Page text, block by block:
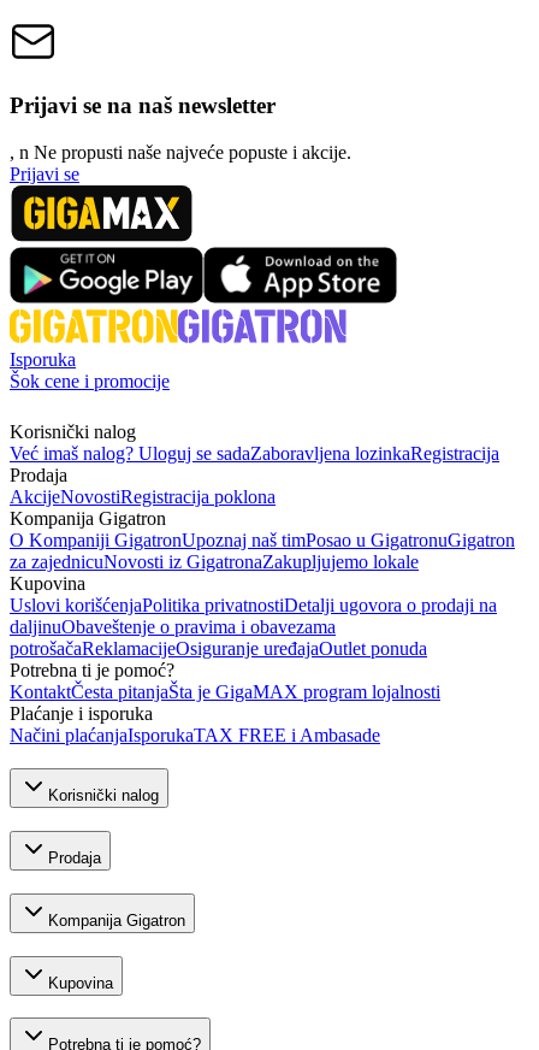
Prijavi se na naš newsletter
, n Ne propusti naše najveće popuste i akcije.
Prijavi se
Isporuka
Šok cene i promocije
Korisnički nalog
Već imaš nalog? Uloguj se sadaZaboravljena lozinkaRegistracija
Prodaja
AkcijeNovostiRegistracija poklona
Kompanija Gigatron
O Kompaniji GigatronUpoznaj naš timPosao u GigatronuGigatron
za zajednicuNovosti iz GigatronaZakupljujemo lokale
Kupovina
Uslovi korišćenjaPolitika privatnostiDetalji ugovora o prodaji na
daljinuObaveštenje o pravima i obavezama
potrošačaReklamacijeOsiguranje uređajaOutlet ponuda
Potrebna ti je pomoć?
KontaktČesta pitanjaŠta je GigaMAX program lojalnosti
Plaćanje i isporuka
Načini plaćanjaIsporukaTAX FREE i Ambasade
Korisnički nalog
Prodaja
Kompanija Gigatron
Kupovina
Potrebna ti je pomoć?